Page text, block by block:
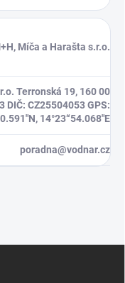
Míča a Harašta s.r.o.
Terronská 19, 160 00
DIČ: CZ25504053 GPS:
14°23“54.068″E
poradna@vodnar.cz